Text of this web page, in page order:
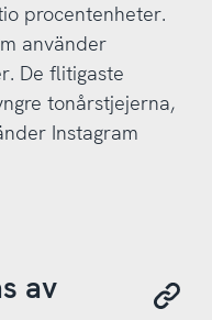
procentenheter.
använder
De flitigaste
tonårstjejerna,
Instagram
av